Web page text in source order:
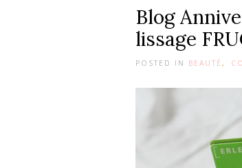
Blog
lissage
POSTED IN BEAUTÉ ,